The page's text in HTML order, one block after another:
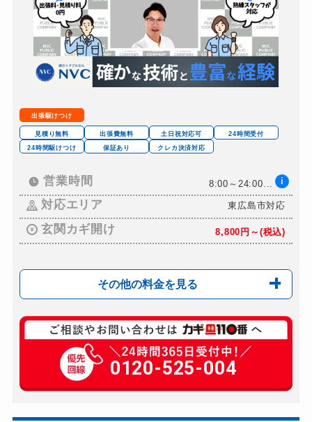
スーツケースカギ開け 8,800円～(税込)
金庫カギ開け 14,300円～(税込)
金庫カギ交換 11,000円～(税込)
ロッカーカギ開け 8,800円～(税込)
ドアノブカギ開け
ドアノブカギ作成 8,800円～(税込)
ドアノブカギ交換
出張駆けつけ
見積り無料 出張費無料 土日祝対応可
24時間受付
24時間駆けつけ
保証あり クレカ決済対応
営業時間 8:00～24:00... i
対応エリア 東広島市対応
玄関カギ開け 8,800円～(税込)
その他の料金を見る
玄関カギ修理 8,800円〜(税込)
玄関カギ作成 11,000円〜(税込)
玄関カギ交換 別途お見積り
0120-525-004